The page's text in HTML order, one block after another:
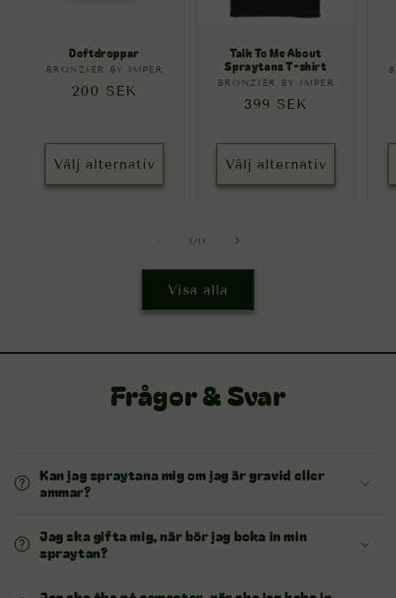
Doftdroppar
Säljare:
BRONZIÉR BY IMPER
Ordinarie
200 SEK
Välj alternativ
Talk To Me About
Spraytans T-shirt
Säljare:
BRONZIÉR BY IMPER
Ordinarie
399 SEK
Välj alternativ
1/av
13
Visa alla
Frågor & Svar
Kan jag spraytana mig om jag är gravid eller
ammar?
Jag ska gifta mig, när bör jag boka in min
spraytan?